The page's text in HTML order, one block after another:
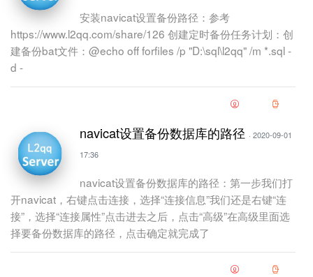
安装navicat设置备份路径：参考
https://www.l2qq.com/share/126 创建定时备份任务计划：创
建备份bat文件：@echo off forfiles /p "D:\sql\l2qq" /m *.sql -
d -
navicat设置备份数据库的路径 · 2020-09-01
17:36
navicat设置备份数据库的路径：第一步我们打
开navicat，右键点击连接，选择“连接信息”我们还是右键“连
接”，选择“连接属性”点击进去之后，点击“高级”在高级里面选
择要备份数据库的路径，点击确定就完成了